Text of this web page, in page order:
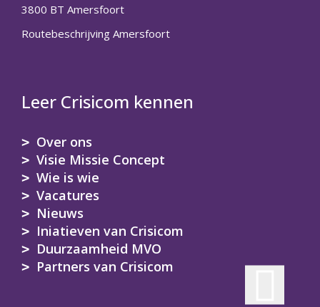
3800 BT Amersfoort
Routebeschrijving Amersfoort
Leer Crisicom kennen
Over ons
Visie Missie Concept
Wie is wie
Vacatures
Nieuws
Iniatieven van Crisicom
Duurzaamheid MVO
Partners van Crisicom